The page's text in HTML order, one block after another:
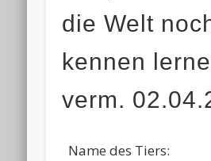
die Welt
kennen
verm.
Name des Tiers: